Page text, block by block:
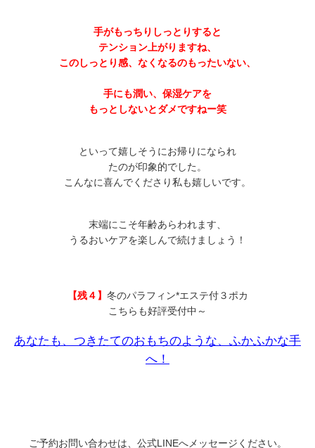
手がもっちりしっとりすると
テンション上がりますね、
このしっとり感、なくなるのもったいない、
手にも潤い、保湿ケアを
もっとしないとダメですねー笑
といって嬉しそうにお帰りになられ
たのが印象的でした。
こんなに喜んでくださり私も嬉しいです。
末端にこそ年齢あらわれます、
うるおいケアを楽しんで続けましょう！
【残４】 冬のパラフィン*エステ付３ポカ
こちらも好評受付中～
あなたも、つきたてのおもちのような、ふかふかな手
へ！
ご予約お問い合わせは、公式LINEへメッセージください。